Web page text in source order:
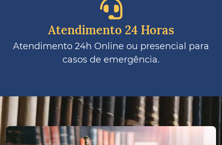
Atendimento 24 Horas
Atendimento 24h Online ou presencial para
casos de emergência.